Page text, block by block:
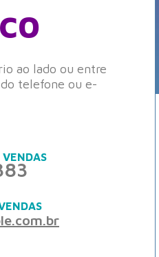
ao lado ou entre
telefone ou e-
VENDAS